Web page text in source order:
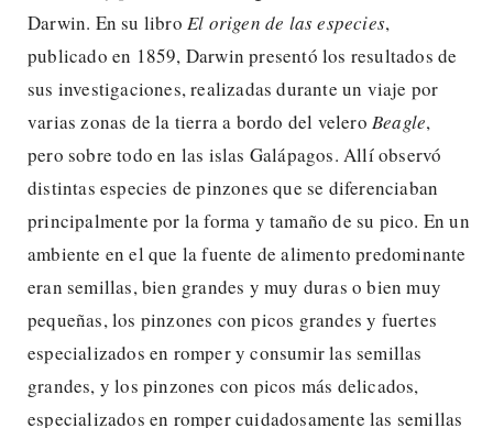
Darwin. En su libro El origen de las especies,
publicado en 1859, Darwin presentó los resultados de
sus investigaciones, realizadas durante un viaje por
varias zonas de la tierra a bordo del veleroBeagle,
pero sobre todo en las islas Galápagos. Allí observó
distintas especies de pinzones que se diferenciaban
principalmente por la forma y tamaño de su pico. En un
ambiente en el que la fuente de alimento predominante
eran semillas, bien grandes y muy duras o bien muy
pequeñas, los pinzones con picos grandes y fuertes
especializados en romper y consumir las semillas
grandes, y los pinzones con picos más delicados,
especializados en romper cuidadosamente las semillas